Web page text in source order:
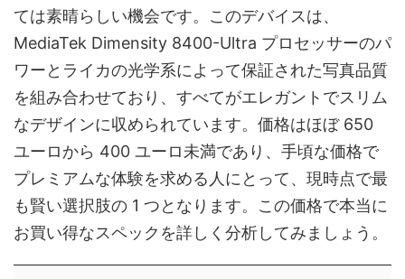
ては素晴らしい機会です。このデバイスは、
MediaTek Dimensity 8400-Ultra プロセッサーのパ
ワーとライカの光学系によって保証された写真品質
を組み合わせており、すべてがエレガントでスリム
なデザインに収められています。価格はほぼ 650
ユーロから 400 ユーロ未満であり、手頃な価格で
プレミアムな体験を求める人にとって、現時点で最
も賢い選択肢の 1 つとなります。この価格で本当に
お買い得なスペックを詳しく分析してみましょう。